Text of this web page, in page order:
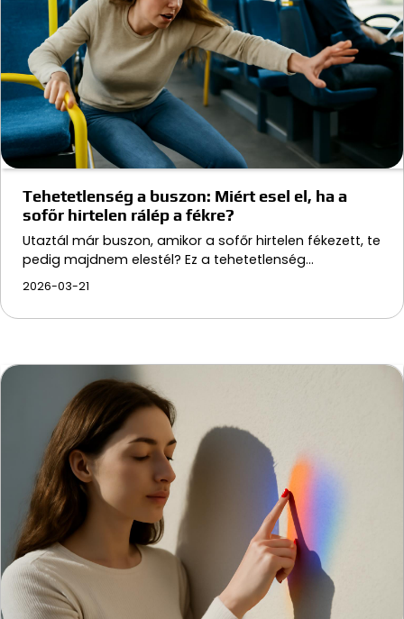
Tehetetlenség a buszon: Miért esel el, ha a
sofőr hirtelen rálép a fékre?
Utaztál már buszon, amikor a sofőr hirtelen fékezett, te
pedig majdnem elestél? Ez a tehetetlenség…
2026-03-21